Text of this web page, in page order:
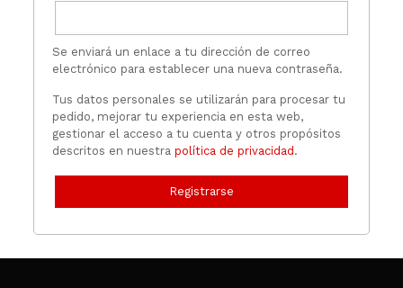
Se enviará un enlace a tu dirección de correo
electrónico para establecer una nueva contraseña.
Tus datos personales se utilizarán para procesar tu
pedido, mejorar tu experiencia en esta web,
gestionar el acceso a tu cuenta y otros propósitos
descritos en nuestra política de privacidad .
Registrarse